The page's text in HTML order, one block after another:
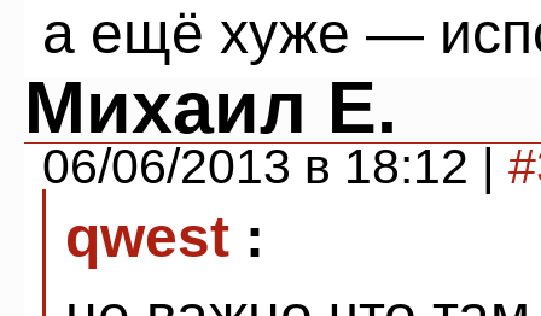
а ещё хуже —
Михаил Е.
06/06/2013 в 18:12 |
qwest :